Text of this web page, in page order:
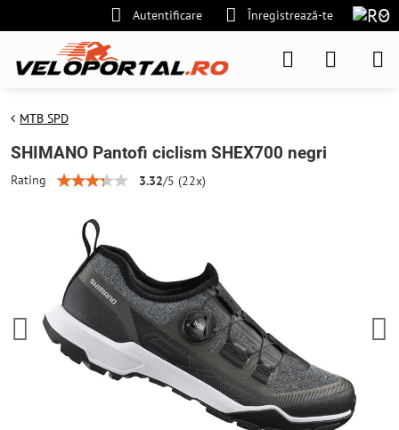
Autentificare Înregistrează-te
MTB SPD
SHIMANO Pantofi ciclism SHEX700 negri
Rating 3.32/5 (22x)